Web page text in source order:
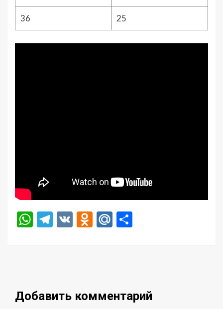
36 25
WhatsApp
Telegram
VK Odnoklassniki
Mail.Ru
Добавить комментарий